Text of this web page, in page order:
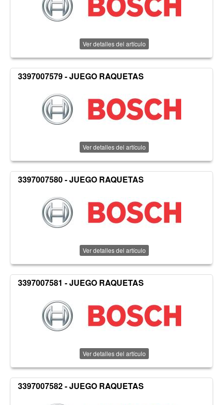
Ver detalles del artículo
3397007579 - JUEGO RAQUETAS
Ver detalles del artículo
3397007580 - JUEGO RAQUETAS
Ver detalles del artículo
3397007581 - JUEGO RAQUETAS
Ver detalles del artículo
3397007582 - JUEGO RAQUETAS